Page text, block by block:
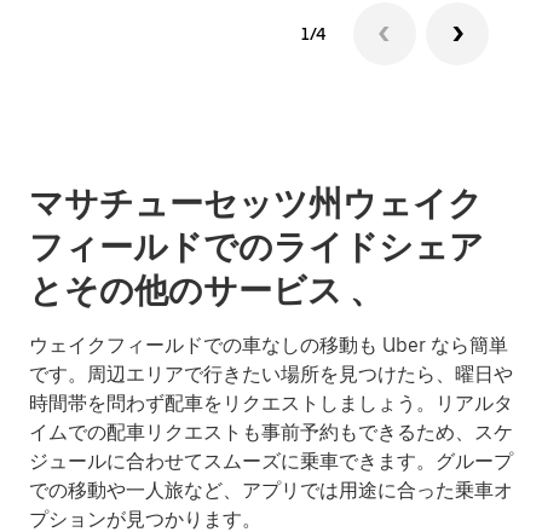
1/4
マサチューセッツ州ウェイク
フィールドでのライドシェア
とその他のサービス 、
ウェイクフィールドでの車なしの移動も Uber なら簡単
です。周辺エリアで行きたい場所を見つけたら、曜日や
時間帯を問わず配車をリクエストしましょう。リアルタ
イムでの配車リクエストも事前予約もできるため、スケ
ジュールに合わせてスムーズに乗車できます。グループ
での移動や一人旅など、アプリでは用途に合った乗車オ
プションが見つかります。